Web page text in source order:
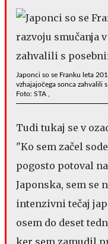
Japonci so se Franku leta
vzhajajočega sonca zahvalili
Foto: STA ,
Tudi tukaj se v
"Ko sem začel
pogosto potoval
Japonska, sem se
intenzivni tečaj
osem do deset
ker sem zamudil